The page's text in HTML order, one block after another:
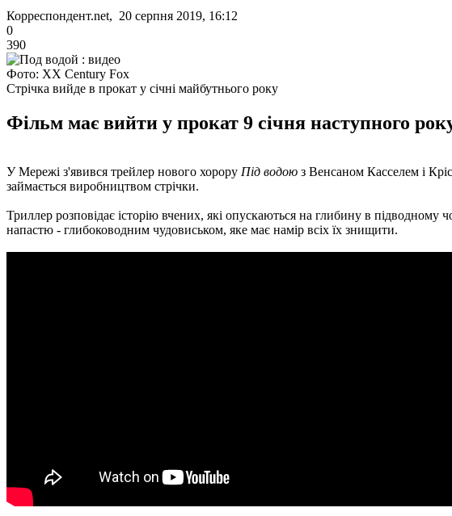
Корреспондент.net, 20 серпня 2019, 16:12
0
390
Фото: ХХ Century Fox
Стрічка вийде в прокат у січні майбутнього року
Фільм має вийти у прокат 9 січня наступного
У Мережі з'явився трейлер нового хорору Під водою з Венсаном Касселем і
займається виробництвом стрічки.
Триллер розповідає історію вчених, які опускаються на глибину в підводному
напастю - глибоководним чудовиськом, яке має намір всіх їх знищити.